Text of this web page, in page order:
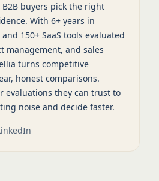
buyers pick the right
With 6+ years in
150+ SaaS tools evaluated
management, and sales
turns competitive
honest comparisons.
evaluations they can trust to
noise and decide faster.